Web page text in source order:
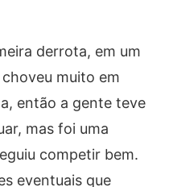
derrota, em um
muito em
então a gente teve
mas foi uma
competir bem.
eventuais que